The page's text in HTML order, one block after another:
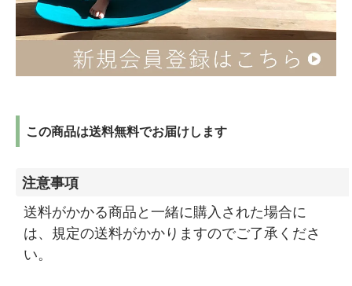
この商品は送料無料でお届けします
注意事項
送料がかかる商品と一緒に購入された場合に
は、規定の送料がかかりますのでご了承くださ
い。